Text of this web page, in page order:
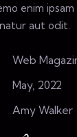
enim
aut odit.
Web
May, 2022
Amy Walker